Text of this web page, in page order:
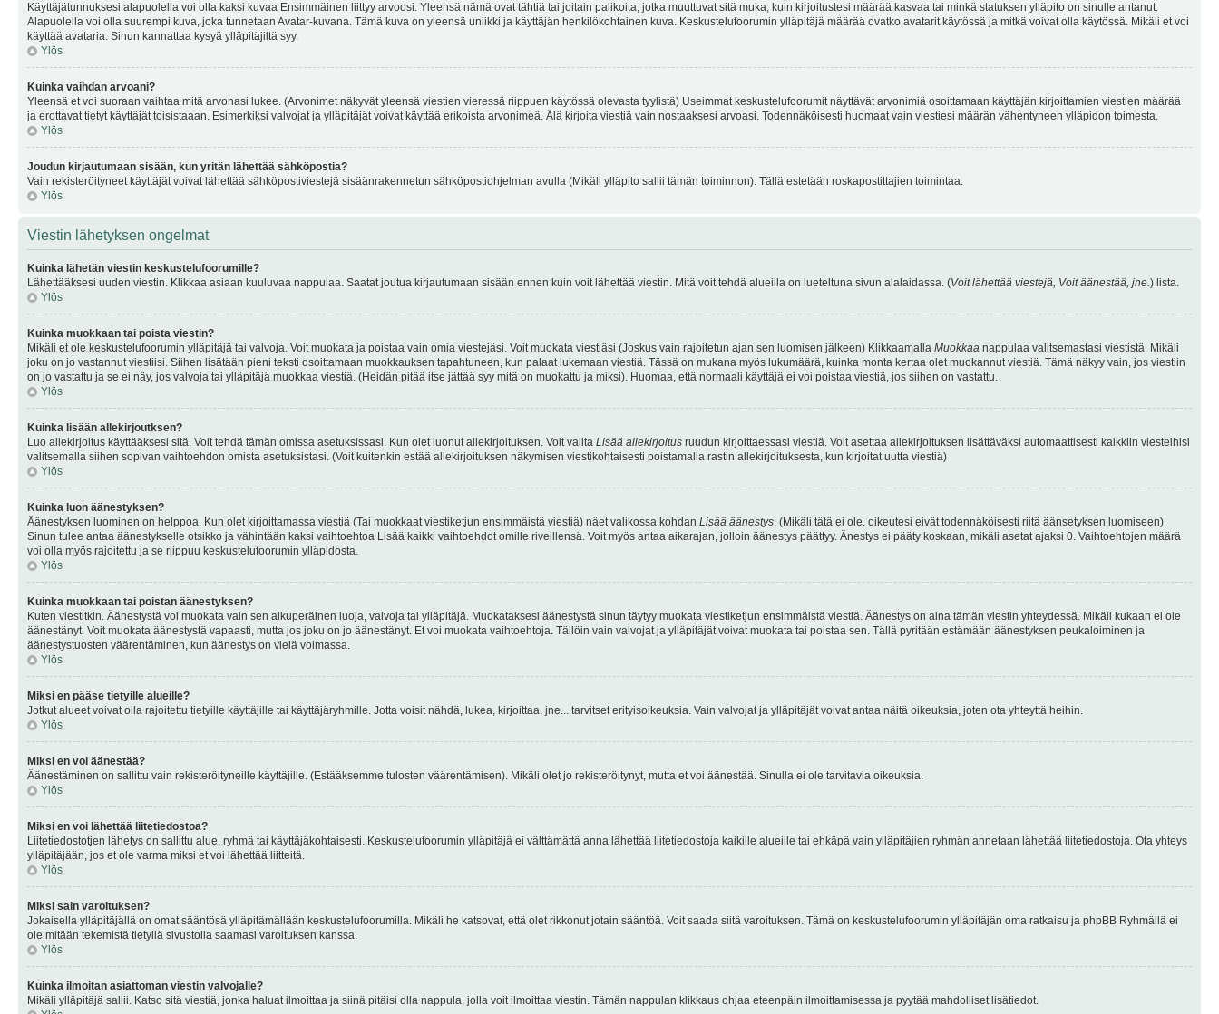
Käyttäjätunnuksesi alapuolella voi olla kaksi kuvaa Ensimmäinen liittyy arvoosi. Yleensä nämä ovat tähtiä tai joitain palikoita, jotka muuttuvat sitä muka, kuin kirjoitustesi määrää kasvaa tai minkä statuksen ylläpito on sinulle antanut.
Alapuolella voi olla suurempi kuva, joka tunnetaan Avatar-kuvana. Tämä kuva on yleensä uniikki ja käyttäjän henkilökohtainen kuva. Keskustelufoorumin ylläpitäjä määrää ovatko avatarit käytössä ja mitkä voivat olla käytössä. Mikäli et voi
käyttää avataria. Sinun kannattaa kysyä ylläpitäjiltä syy.
Ylös
Kuinka vaihdan arvoani?
Yleensä et voi suoraan vaihtaa mitä arvonasi lukee. (Arvonimet näkyvät yleensä viestien vieressä riippuen käytössä olevasta tyylistä) Useimmat keskustelufoorumit näyttävät arvonimiä osoittamaan käyttäjän kirjoittamien viestien määrää
ja erottavat tietyt käyttäjät toisistaaan. Esimerkiksi valvojat ja ylläpitäjät voivat käyttää erikoista arvonimeä. Älä kirjoita viestiä vain nostaaksesi arvoasi. Todennäköisesti huomaat vain viestiesi määrän vähentyneen ylläpidon toimesta.
Ylös
Joudun kirjautumaan sisään, kun yritän lähettää sähköpostia?
Vain rekisteröityneet käyttäjät voivat lähettää sähköpostiviestejä sisäänrakennetun sähköpostiohjelman avulla (Mikäli ylläpito sallii tämän toiminnon). Tällä estetään roskapostittajien toimintaa.
Ylös
Viestin lähetyksen ongelmat
Kuinka lähetän viestin keskustelufoorumille?
Lähettääksesi uuden viestin. Klikkaa asiaan kuuluvaa nappulaa. Saatat joutua kirjautumaan sisään ennen kuin voit lähettää viestin. Mitä voit tehdä alueilla on lueteltuna sivun alalaidassa. (Voit lähettää viestejä, Voit äänestää, jne.) lista.
Ylös
Kuinka muokkaan tai poista viestin?
Mikäli et ole keskustelufoorumin ylläpitäjä tai valvoja. Voit muokata ja poistaa vain omia viestejäsi. Voit muokata viestiäsi (Joskus vain rajoitetun ajan sen luomisen jälkeen) Klikkaamalla Muokkaa nappulaa valitsemastasi viestistä. Mikäli
joku on jo vastannut viestiisi. Siihen lisätään pieni teksti osoittamaan muokkauksen tapahtuneen, kun palaat lukemaan viestiä. Tässä on mukana myös lukumäärä, kuinka monta kertaa olet muokannut viestiä. Tämä näkyy vain, jos viestiin
on jo vastattu ja se ei näy, jos valvoja tai ylläpitäjä muokkaa viestiä. (Heidän pitää itse jättää syy mitä on muokattu ja miksi). Huomaa, että normaali käyttäjä ei voi poistaa viestiä, jos siihen on vastattu.
Ylös
Kuinka lisään allekirjoutksen?
Luo allekirjoitus käyttääksesi sitä. Voit tehdä tämän omissa asetuksissasi. Kun olet luonut allekirjoituksen. Voit valita Lisää allekirjoitus ruudun kirjoittaessasi viestiä. Voit asettaa allekirjoituksen lisättäväksi automaattisesti kaikkiin viesteihisi
valitsemalla siihen sopivan vaihtoehdon omista asetuksistasi. (Voit kuitenkin estää allekirjoituksen näkymisen viestikohtaisesti poistamalla rastin allekirjoituksesta, kun kirjoitat uutta viestiä)
Ylös
Kuinka luon äänestyksen?
Äänestyksen luominen on helppoa. Kun olet kirjoittamassa viestiä (Tai muokkaat viestiketjun ensimmäistä viestiä) näet valikossa kohdan Lisää äänestys. (Mikäli tätä ei ole. oikeutesi eivät todennäköisesti riitä äänsetyksen luomiseen)
Sinun tulee antaa äänestykselle otsikko ja vähintään kaksi vaihtoehtoa Lisää kaikki vaihtoehdot omille riveillensä. Voit myös antaa aikarajan, jolloin äänestys päättyy. Änestys ei pääty koskaan, mikäli asetat ajaksi 0. Vaihtoehtojen määrä
voi olla myös rajoitettu ja se riippuu keskustelufoorumin ylläpidosta.
Ylös
Kuinka muokkaan tai poistan äänestyksen?
Kuten viestitkin. Äänestystä voi muokata vain sen alkuperäinen luoja, valvoja tai ylläpitäjä. Muokataksesi äänestystä sinun täytyy muokata viestiketjun ensimmäistä viestiä. Äänestys on aina tämän viestin yhteydessä. Mikäli kukaan ei ole
äänestänyt. Voit muokata äänestystä vapaasti, mutta jos joku on jo äänestänyt. Et voi muokata vaihtoehtoja. Tällöin vain valvojat ja ylläpitäjät voivat muokata tai poistaa sen. Tällä pyritään estämään äänestyksen peukaloiminen ja
äänestystuosten väärentäminen, kun äänestys on vielä voimassa.
Ylös
Miksi en pääse tietyille alueille?
Jotkut alueet voivat olla rajoitettu tietyille käyttäjille tai käyttäjäryhmille. Jotta voisit nähdä, lukea, kirjoittaa, jne... tarvitset erityisoikeuksia. Vain valvojat ja ylläpitäjät voivat antaa näitä oikeuksia, joten ota yhteyttä heihin.
Ylös
Miksi en voi äänestää?
Äänestäminen on sallittu vain rekisteröityneille käyttäjille. (Estääksemme tulosten väärentämisen). Mikäli olet jo rekisteröitynyt, mutta et voi äänestää. Sinulla ei ole tarvitavia oikeuksia.
Ylös
Miksi en voi lähettää liitetiedostoa?
Liitetiedostotjen lähetys on sallittu alue, ryhmä tai käyttäjäkohtaisesti. Keskustelufoorumin ylläpitäjä ei välttämättä anna lähettää liitetiedostoja kaikille alueille tai ehkäpä vain ylläpitäjien ryhmän annetaan lähettää liitetiedostoja. Ota yhteys
ylläpitäjään, jos et ole varma miksi et voi lähettää liitteitä.
Ylös
Miksi sain varoituksen?
Jokaisella ylläpitäjällä on omat sääntösä ylläpitämällään keskustelufoorumilla. Mikäli he katsovat, että olet rikkonut jotain sääntöä. Voit saada siitä varoituksen. Tämä on keskustelufoorumin ylläpitäjän oma ratkaisu ja phpBB Ryhmällä ei
ole mitään tekemistä tietyllä sivustolla saamasi varoituksen kanssa.
Ylös
Kuinka ilmoitan asiattoman viestin valvojalle?
Mikäli ylläpitäjä sallii. Katso sitä viestiä, jonka haluat ilmoittaa ja siinä pitäisi olla nappula, jolla voit ilmoittaa viestin. Tämän nappulan klikkaus ohjaa eteenpäin ilmoittamisessa ja pyytää mahdolliset lisätiedot.